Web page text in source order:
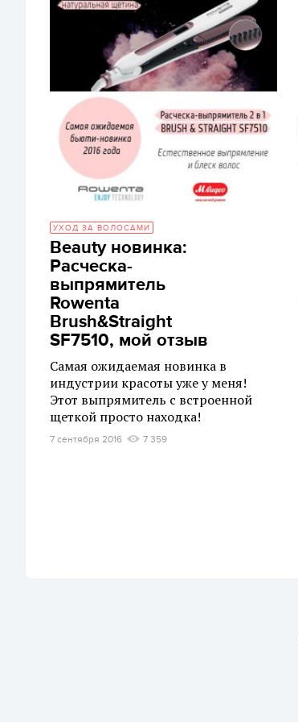
УХОД ЗА ВОЛОСАМИ
Beauty новинка:
Расческа-
выпрямитель
Rowenta
Brush&Straight
SF7510, мой отзыв
Самая ожидаемая новинка в
индустрии красоты уже у меня!
Этот выпрямитель с встроенной
щеткой просто находка!
7 сентября 2016 7 359